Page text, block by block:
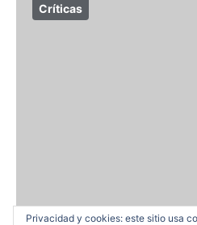
Críticas
Privacidad y cookies: este sitio usa